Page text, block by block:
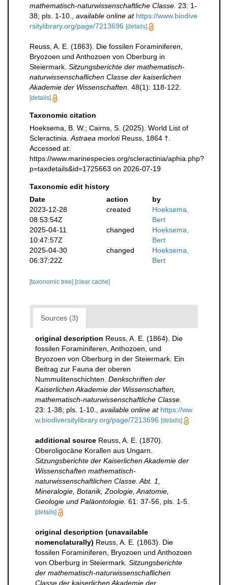
mathematisch-naturwissenschaftliche Classe. 23: 1-
38; pls. 1-10.
available online at https://www.biodive
rsitylibrary.org/page/7213696 [details]
Reuss, A. E. (1863). Die fossilen Foraminiferen,
Bryozoen und Anthozoen von Oberburg in
Steiermark. Sitzungsberichte der mathematisch-
naturwissenschaflichen Classe der kaiserlichen
Akademie der Wissenschaften. 48(1): 118-122.
[details]
Taxonomic citation
Hoeksema, B. W.; Cairns, S. (2025). World List of
Scleractinia. Astraea morlotiReuss, 1864 †.
Accessed at:
https://www.marinespecies.org/scleractinia/aphia.php?
p=taxdetails&id=1725663 on 2026-07-19
Taxonomic edit history
Date
action
by
2023-12-28
08:53:54Z
created
Hoeksema,
Bert
2025-04-11
10:47:57Z
changed
Hoeksema,
Bert
2025-04-30
06:37:22Z
changed
Hoeksema,
Bert
[taxonomic tree] [clear cache]
Sources (3)
original description Reuss, A. E. (1864). Die
fossilen Foraminiferen, Anthozoen, und
Bryozoen von Oberburg in der Steiermark. Ein
Beitrag zur Fauna der oberen
Nummulitenschichten. Denkschriften der
Kaiserlichen Akademie der Wissenschaften,
mathematisch-naturwissenschaftliche Classe.
23: 1-38; pls. 1-10.
available online at https://ww
w.biodiversitylibrary.org/page/7213696 [details]
additional source Reuss, A. E. (1870).
Oberoligocäne Korallen aus Ungarn.
Sitzungsberichte der Kaiserlichen Akademie der
Wissenschaften mathematisch-
naturwissenschaftlichen Classe. Abt. 1,
Mineralogie, Botanik, Zoologie, Anatomie,
Geologie und Paläontologie. 61: 37-56, pls. 1-5.
[details]
original description (unavailable
nomenclaturally) Reuss, A. E. (1863). Die
fossilen Foraminiferen, Bryozoen und Anthozoen
von Oberburg in Steiermark. Sitzungsberichte
der mathematisch-naturwissenschaflichen
Classe der kaiserlichen Akademie der